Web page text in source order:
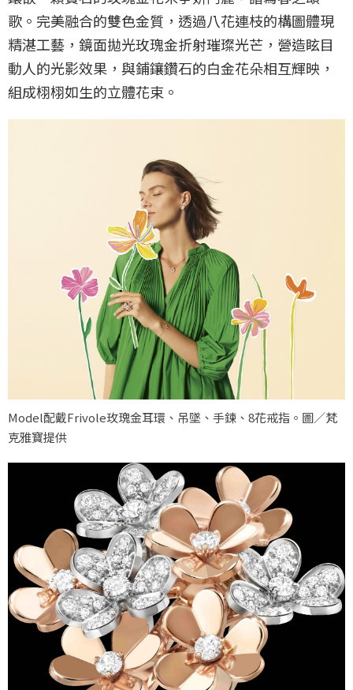
歌。完美融合的雙色金質，透過八花連枝的構圖體現
精湛工藝，鏡面拋光玫瑰金折射璀璨光芒，營造眩目
動人的光影效果，與鋪鑲鑽石的白金花朵相互輝映，
組成栩栩如生的立體花束。
Model配戴Frivole玫瑰金耳環、吊墜、手鍊、8花戒指。圖／梵
克雅寶提供